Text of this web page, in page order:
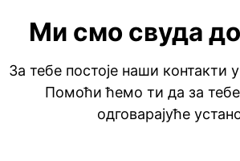
Ми смо свуда
За тебе постоје наши контакти
Помоћи ћемо ти да за
одговарајуће